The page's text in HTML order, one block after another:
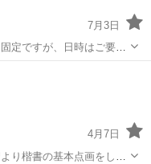
7月3日
定ですが、日時はご要望
4月7日
り楷書の基本点画をしっ